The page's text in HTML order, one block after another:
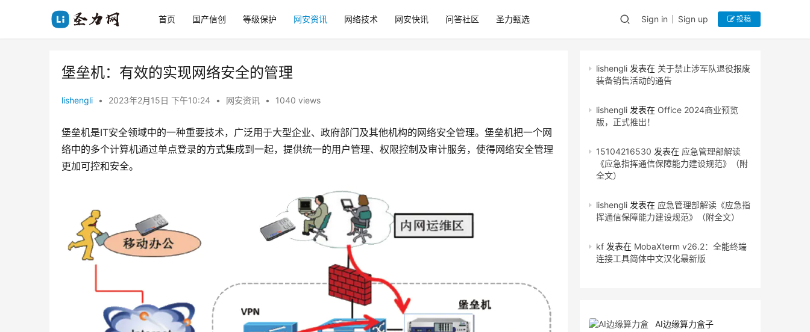
首页 国产信创 等级保护 网安资讯 网络技术 网安快讯 问答社区 圣力甄选 Sign in Sign up 投稿
堡垒机：有效的实现网络安全的管理
lishengli • 2023年2月15日 下午10:24 • 网安资讯 • 1040 views
堡垒机是IT安全领域中的一种重要技术，广泛用于大型企业、政府部门及其他机构的网络安全管理。堡垒机把一个网
络中的多个计算机通过单点登录的方式集成到一起，提供统一的用户管理、权限控制及审计服务，使得网络安全管理
更加可控和安全。
lishengli 发表在 关于禁止涉军队退役报废
装备销售活动的通告
lishengli 发表在 Office 2024商业预览
版，正式推出！
15104216530 发表在 应急管理部解读
《应急指挥通信保障能力建设规范》（附
全文）
lishengli 发表在 应急管理部解读《应急指
挥通信保障能力建设规范》（附全文）
kf 发表在 MobaXterm v26.2：全能终端
连接工具简体中文汉化最新版
AI边缘算力盒子